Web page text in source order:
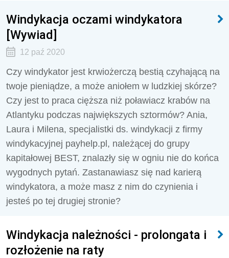
Windykacja oczami windykatora
[Wywiad]
12 paź 2020
Czy windykator jest krwiożerczą bestią czyhającą na
twoje pieniądze, a może aniołem w ludzkiej skórze?
Czy jest to praca cięższa niż poławiacz krabów na
Atlantyku podczas największych sztormów? Ania,
Laura i Milena, specjalistki ds. windykacji z firmy
windykacyjnej payhelp.pl, należącej do grupy
kapitałowej BEST, znalazły się w ogniu nie do końca
wygodnych pytań. Zastanawiasz się nad karierą
windykatora, a może masz z nim do czynienia i
jesteś po tej drugiej stronie?
Windykacja należności - prolongata i
rozłożenie na raty